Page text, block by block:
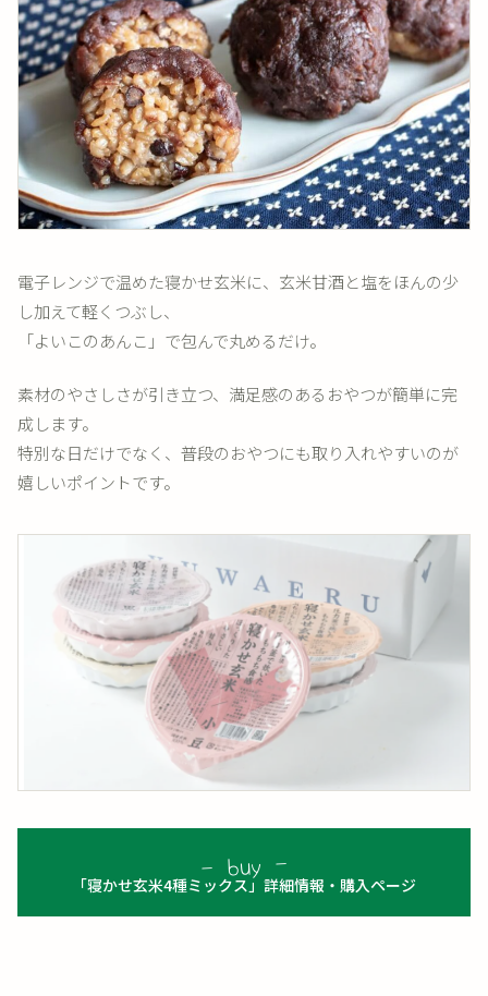
電子レンジで温めた寝かせ玄米に、玄米甘酒と塩をほんの少
し加えて軽くつぶし、
「よいこのあんこ」で包んで丸めるだけ。
素材のやさしさが引き立つ、満足感のあるおやつが簡単に完
成します。
特別な日だけでなく、普段のおやつにも取り入れやすいのが
嬉しいポイントです。
「寝かせ玄米4種ミックス」詳細情報・購入ページ